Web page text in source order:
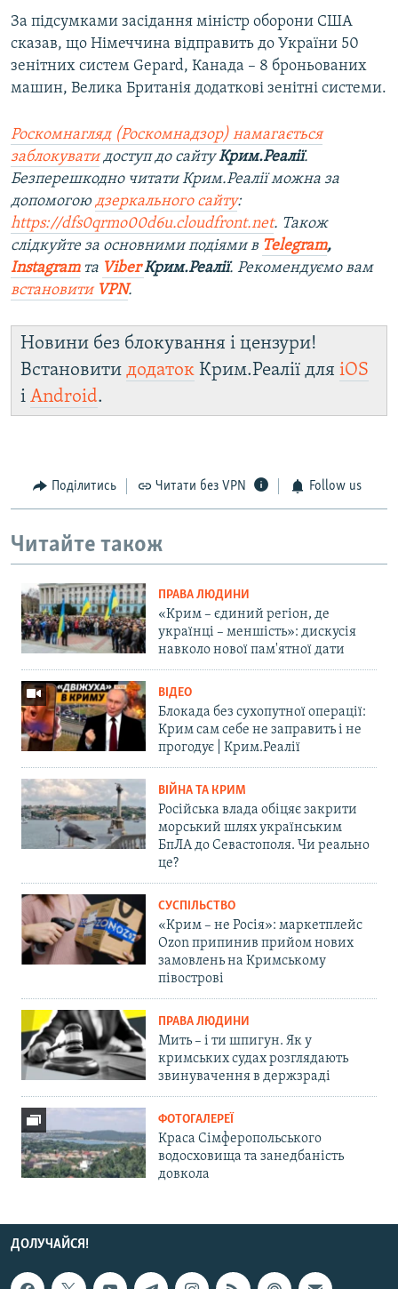
За підсумками засідання міністр оборони США
сказав, що Німеччина відправить до України 50
зенітних систем Gepard, Канада – 8 броньованих
машин, Велика Британія додаткові зенітні системи.
Роскомнагляд (Роскомнадзор) намагається
заблокуватидоступ до сайтуКрим.Реалії.
Безперешкодно читати Крим.Реалії можна за
допомогою дзеркального сайту:
https://dfs0qrmo00d6u.cloudfront.net. Також
слідкуйте за основними подіями в Telegram,
Instagramта ViberКрим.Реалії. Рекомендуємо вам
встановити VPN.
Новини без блокування і цензури!
Встановити додаток Крим.Реалії для iOS
і Android.
Поділитись Читати без VPN Follow us
Читайте також
ПРАВА ЛЮДИНИ
«Крим – єдиний регіон, де
українці – меншість»: дискусія
навколо нової пам'ятної дати
ВІДЕО
Блокада без сухопутної операції:
Крим сам себе не заправить і не
прогодує | Крим.Реалії
ВІЙНА ТА КРИМ
Російська влада обіцяє закрити
морський шлях українським
БпЛА до Севастополя. Чи реально
це?
СУСПІЛЬСТВО
«Крим – не Росія»: маркетплейс
Ozon припинив прийом нових
замовлень на Кримському
півострові
ПРАВА ЛЮДИНИ
Мить – і ти шпигун. Як у
кримських судах розглядають
звинувачення в держзраді
ФОТОГАЛЕРЕЇ
Краса Сімферопольського
водосховища та занедбаність
довкола
ДОЛУЧАЙСЯ!